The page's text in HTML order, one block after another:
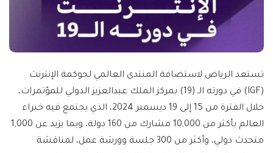
تستعد الرياض لاستضافة المنتدى العالمي لحوكمة الإنترنت
(IGF) في دورته الـ (19) بمركز الملك عبدالعزيز الدولي للمؤتمرات،
خلال الفترة من 15 إلى 19 ديسمبر 2024، الذي يجتمع فيه خبراء
العالم بأكثر من 10,000 مشارك من 160 دولة، وبما يزيد عن 1,000
متحدث دولي، وأكثر من 300 جلسة وورشة عمل، لمناقشة